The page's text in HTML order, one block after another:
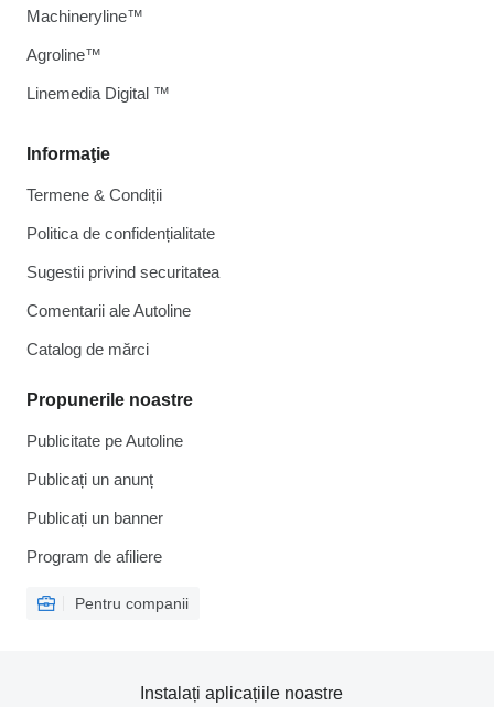
Informaţie
Termene & Condiții
Politica de confidențialitate
Sugestii privind securitatea
Comentarii ale Autoline
Catalog de mărcі
Propunerile noastre
Publicitate pe Autoline
Publicați un anunț
Publicați un banner
Program de afiliere
Pentru companii
Machineryline™
Agroline™
Linemedia Digital ™
Instalați aplicațiile noastre